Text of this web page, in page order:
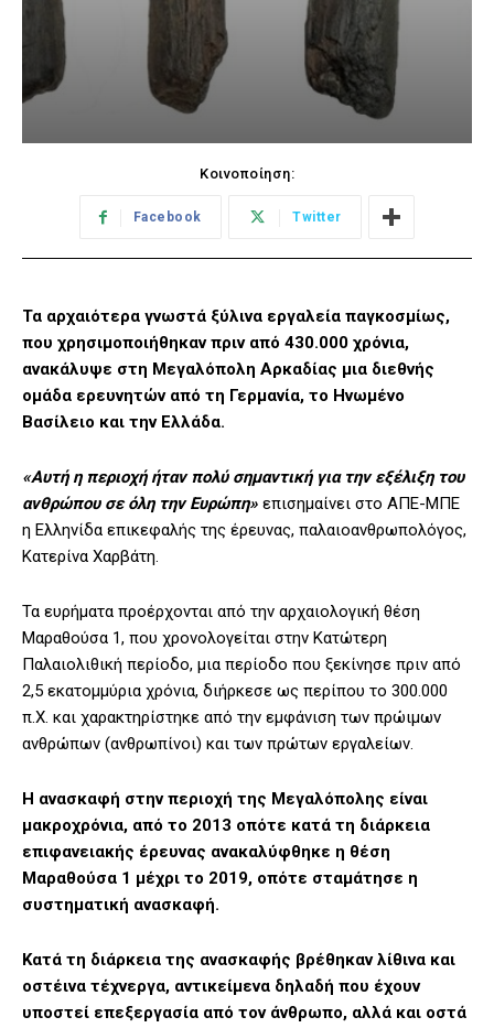
Κοινοποίηση:
Facebook Twitter
Τα αρχαιότερα γνωστά ξύλινα εργαλεία παγκοσμίως,
που χρησιμοποιήθηκαν πριν από 430.000 χρόνια,
ανακάλυψε στη Μεγαλόπολη Αρκαδίας μια διεθνής
ομάδα ερευνητών από τη Γερμανία, το Ηνωμένο
Βασίλειο και την Ελλάδα.
«Αυτή η περιοχή ήταν πολύ σημαντική για την εξέλιξη του
ανθρώπου σε όλη την Ευρώπη» επισημαίνει στο ΑΠΕ-ΜΠΕ
η Ελληνίδα επικεφαλής της έρευνας, παλαιοανθρωπολόγος,
Κατερίνα Χαρβάτη.
Τα ευρήματα προέρχονται από την αρχαιολογική θέση
Μαραθούσα 1, που χρονολογείται στην Κατώτερη
Παλαιολιθική περίοδο, μια περίοδο που ξεκίνησε πριν από
2,5 εκατομμύρια χρόνια, διήρκεσε ως περίπου το 300.000
π.Χ. και χαρακτηρίστηκε από την εμφάνιση των πρώιμων
ανθρώπων (ανθρωπίνοι) και των πρώτων εργαλείων.
Η ανασκαφή στην περιοχή της Μεγαλόπολης είναι
μακροχρόνια, από το 2013 οπότε κατά τη διάρκεια
επιφανειακής έρευνας ανακαλύφθηκε η θέση
Μαραθούσα 1 μέχρι το 2019, οπότε σταμάτησε η
συστηματική ανασκαφή.
Κατά τη διάρκεια της ανασκαφής βρέθηκαν λίθινα και
οστέινα τέχνεργα, αντικείμενα δηλαδή που έχουν
υποστεί επεξεργασία από τον άνθρωπο, αλλά και οστά